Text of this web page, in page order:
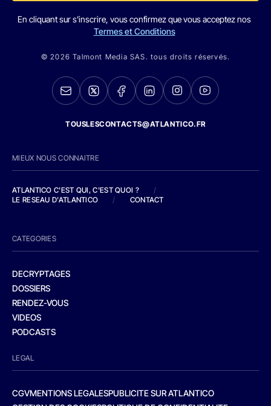
En cliquant sur s'inscrire, vous confirmez que vous acceptez nos
Termes et Conditions
© 2026 Talmont Media SAS. tous droits réservés.
TOUSLESCONTACTS@ATLANTICO.FR
MIEUX NOUS CONNAITRE
ATLANTICO C'EST QUI, C'EST QUOI ?
/
LE RESEAU D'ATLANTICO
/ CONTACT
CATEGORIES
DECRYPTAGES
DOSSIERS
RENDEZ-VOUS
VIDEOS
PODCASTS
LEGAL
CGVMENTIONS LEGALESPUBLICITE SUR ATLANTICO